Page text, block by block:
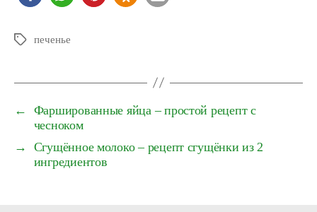
Schlagwörter
печенье
←
Фаршированные яйца – простой рецепт с
чесноком
→
Сгущённое молоко – рецепт сгущёнки из 2
ингредиентов